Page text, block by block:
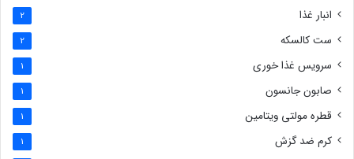
انبار غذا 2
ست کالسکه 2
سرویس غذا خوری 1
صابون جانسون 1
قطره مولتی ویتامین 1
کرم ضد گزش 1